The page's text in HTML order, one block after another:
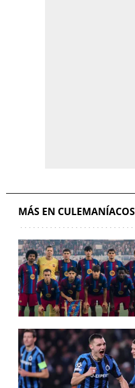
MÁS EN CULEMANÍACOS